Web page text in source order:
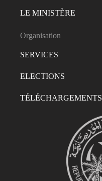
LE MINISTÈRE
Organisation
SERVICES
ELECTIONS
TÉLÉCHARGEMENTS